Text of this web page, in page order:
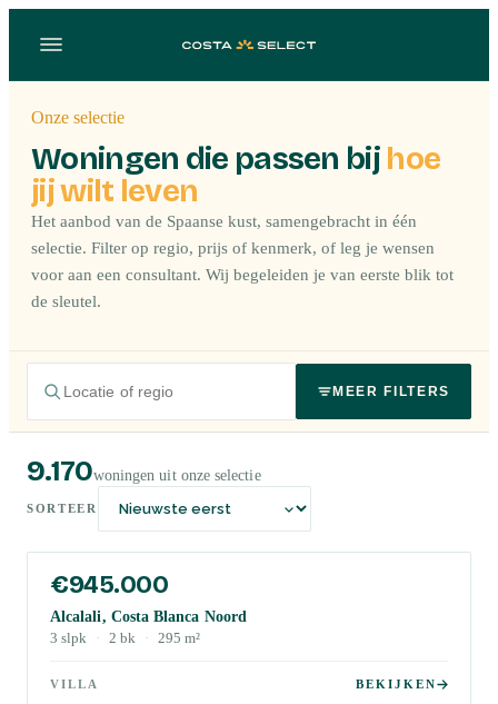
Onze selectie
Woningen die passen bij hoe
jij wilt leven
Het aanbod van de Spaanse kust, samengebracht in één
selectie. Filter op regio, prijs of kenmerk, of leg je wensen
voor aan een consultant. Wij begeleiden je van eerste blik tot
de sleutel.
MEER FILTERS
9.170woningen uit onze selectie
SORTEER
€945.000
Alcalali, Costa Blanca Noord
3 slpk · 2 bk · 295 m²
VILLA BEKIJKEN